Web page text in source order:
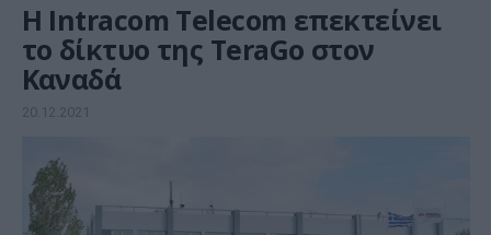
Η Intracom Telecom επεκτείνει
το δίκτυο της TeraGo στον
Καναδά
20.12.2021